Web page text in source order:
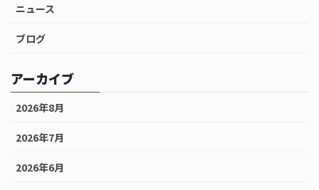
ニュース
ブログ
アーカイブ
2026年8月
2026年7月
2026年6月